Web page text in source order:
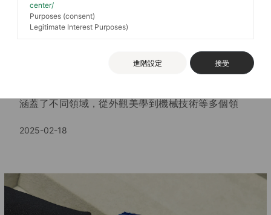
伯爵Piaget - 內外兼修，卓越大師
2024年伯爵在被譽為錶屆奧斯卡的「GPHG日內瓦
涵蓋了不同領域，從外觀美學到機械技術等多個領
Piaget Polo 79腕錶拿下經典腕錶獎（Iconic
精密技術的傳世之作。
2025-02-18
center/
Purposes (consent)
Legitimate Interest Purposes)
進階設定 接受